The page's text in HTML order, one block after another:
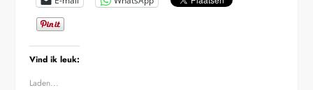
Vind ik leuk:
Laden...